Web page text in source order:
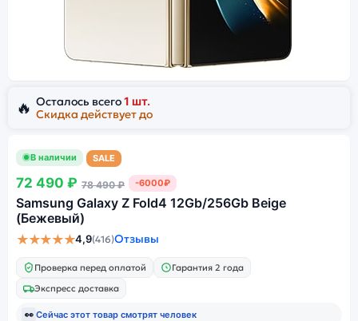
🔥 Осталось всего1 шт.
Скидка действует до
В наличии SALE
72 490 ₽ 78 490 ₽ -6000₽
Samsung Galaxy Z Fold4 12Gb/256Gb Beige
(Бежевый)
★★★★★4,9(416)Отзывы
Проверка перед оплатой
Гарантия 2 года
Экспресс доставка
👀 Сейчас этот товар смотрят человек